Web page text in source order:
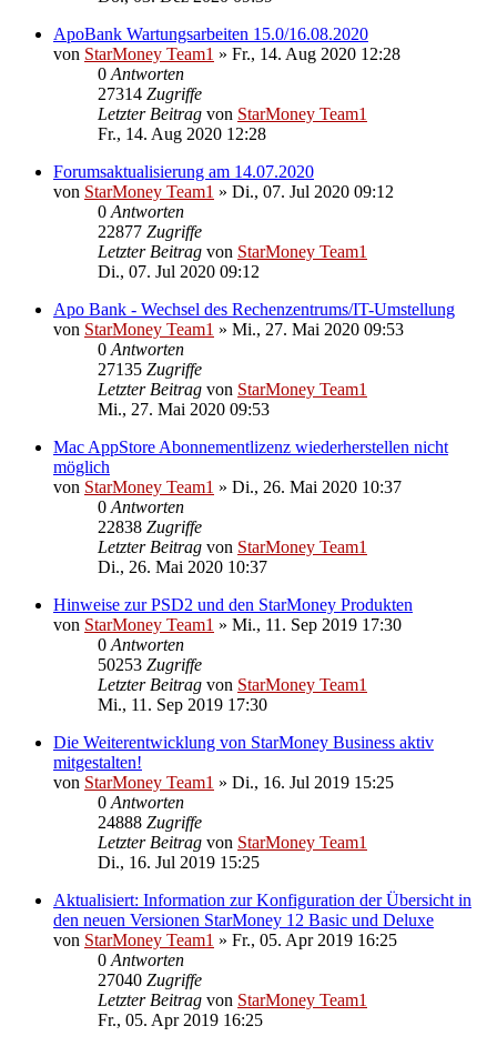
ApoBank Wartungsarbeiten 15.0/16.08.2020
von StarMoney Team1 » Fr., 14. Aug 2020 12:28
0 Antworten
27314 Zugriffe
Letzter Beitrag von StarMoney Team1
Fr., 14. Aug 2020 12:28
Forumsaktualisierung am 14.07.2020
von StarMoney Team1 » Di., 07. Jul 2020 09:12
0 Antworten
22877 Zugriffe
Letzter Beitrag von StarMoney Team1
Di., 07. Jul 2020 09:12
Apo Bank - Wechsel des Rechenzentrums/IT-Umstellung
von StarMoney Team1 » Mi., 27. Mai 2020 09:53
0 Antworten
27135 Zugriffe
Letzter Beitrag von StarMoney Team1
Mi., 27. Mai 2020 09:53
Mac AppStore Abonnementlizenz wiederherstellen nicht
möglich
von StarMoney Team1 » Di., 26. Mai 2020 10:37
0 Antworten
22838 Zugriffe
Letzter Beitrag von StarMoney Team1
Di., 26. Mai 2020 10:37
Hinweise zur PSD2 und den StarMoney Produkten
von StarMoney Team1 » Mi., 11. Sep 2019 17:30
0 Antworten
50253 Zugriffe
Letzter Beitrag von StarMoney Team1
Mi., 11. Sep 2019 17:30
Die Weiterentwicklung von StarMoney Business aktiv
mitgestalten!
von StarMoney Team1 » Di., 16. Jul 2019 15:25
0 Antworten
24888 Zugriffe
Letzter Beitrag von StarMoney Team1
Di., 16. Jul 2019 15:25
Aktualisiert: Information zur Konfiguration der Übersicht in
den neuen Versionen StarMoney 12 Basic und Deluxe
von StarMoney Team1 » Fr., 05. Apr 2019 16:25
0 Antworten
27040 Zugriffe
Letzter Beitrag von StarMoney Team1
Fr., 05. Apr 2019 16:25